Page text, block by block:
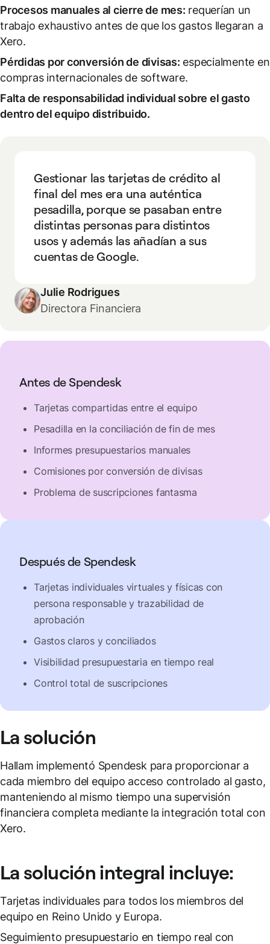
Procesos manuales al cierre de mes: requerían un
trabajo exhaustivo antes de que los gastos llegaran a
Xero.
Pérdidas por conversión de divisas: especialmente en
compras internacionales de software.
Falta de responsabilidad individual sobre el gasto
dentro del equipo distribuido.
Gestionar las tarjetas de crédito al
final del mes era una auténtica
pesadilla, porque se pasaban entre
distintas personas para distintos
usos y además las añadían a sus
cuentas de Google.
Julie Rodrigues
Directora Financiera
Antes de Spendesk
Tarjetas compartidas entre el equipo
Pesadilla en la conciliación de fin de mes
Informes presupuestarios manuales
Comisiones por conversión de divisas
Problema de suscripciones fantasma
Después de Spendesk
Tarjetas individuales virtuales y físicas con
persona responsable y trazabilidad de
aprobación
Gastos claros y conciliados
Visibilidad presupuestaria en tiempo real
Control total de suscripciones
La solución
Hallam implementó Spendesk para proporcionar a
cada miembro del equipo acceso controlado al gasto,
manteniendo al mismo tiempo una supervisión
financiera completa mediante la integración total con
Xero.
La solución integral incluye:
Tarjetas individuales para todos los miembros del
equipo en Reino Unido y Europa.
Seguimiento presupuestario en tiempo real con